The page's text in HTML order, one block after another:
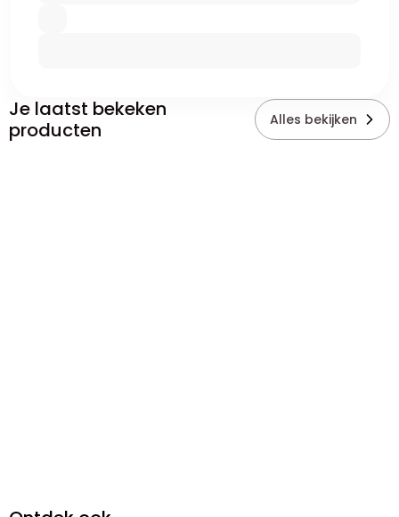
Je laatst bekeken
producten
Alles bekijken